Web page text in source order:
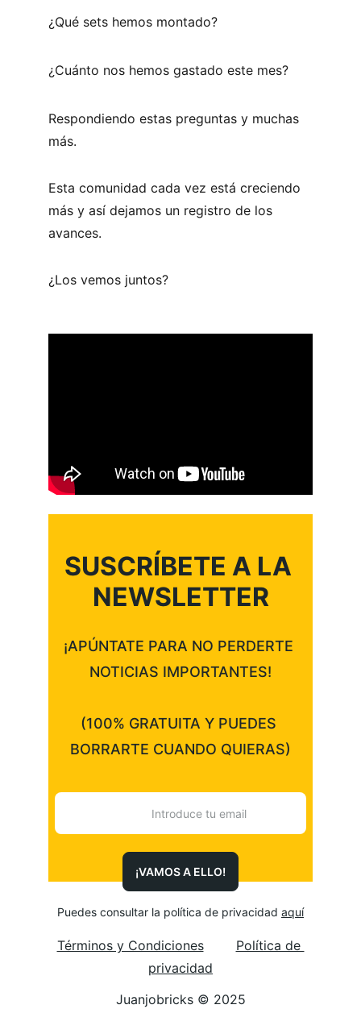
¿Qué sets hemos montado?
¿Cuánto nos hemos gastado este mes?
Respondiendo estas preguntas y muchas
más.
Esta comunidad cada vez está creciendo
más y así dejamos un registro de los
avances.
¿Los vemos juntos?
Juanjobricks © 2025
Términos y Condiciones
Política de
privacidad
SUSCRÍBETE A LA
NEWSLETTER
¡APÚNTATE PARA NO PERDERTE
NOTICIAS IMPORTANTES!
(100% GRATUITA Y PUEDES
BORRARTE CUANDO QUIERAS)
¡VAMOS A ELLO!
Puedes consultar la política de privacidad aquí